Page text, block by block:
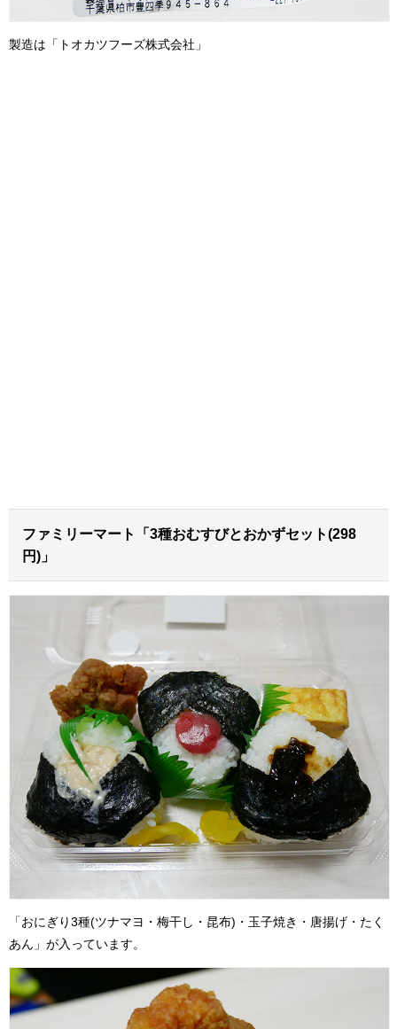
製造は「トオカツフーズ株式会社」
ファミリーマート「3種おむすびとおかずセット(298
円)」
「おにぎり3種(ツナマヨ・梅干し・昆布)・玉子焼き・唐揚げ・たく
あん」が入っています。